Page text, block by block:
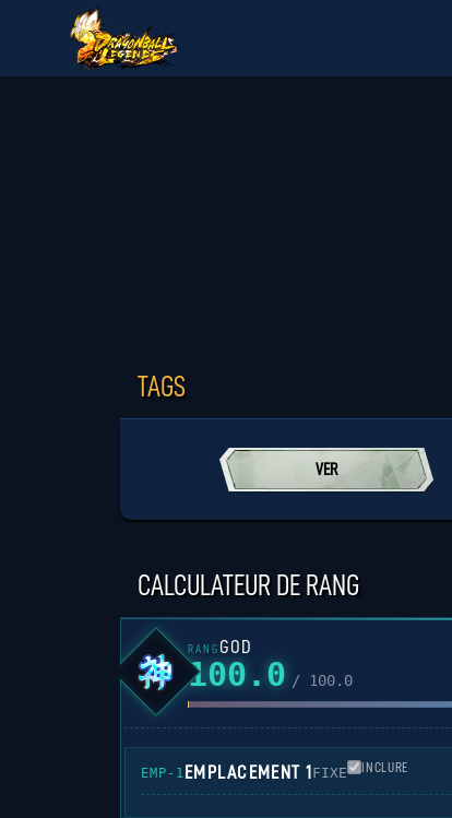
TAGS
VER
CALCULATEUR DE RANG
RANG GOD
100.0 / 100.0
EMP-1 EMPLACEMENT 1 FIXE INCLURE